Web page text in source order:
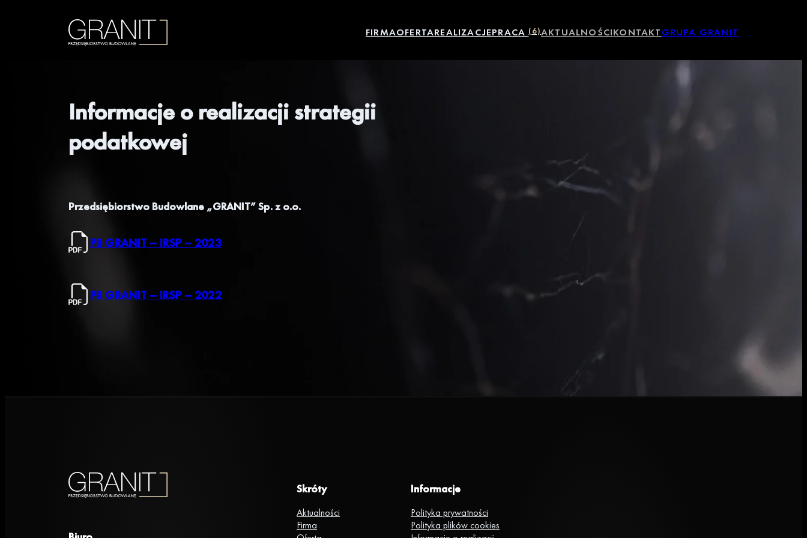
FIRMAOFERTAREALIZACJEPRACA(6)AKTUALNOŚCIKONTAKTGRUPA GRANIT
Informacje o realizacji strategii
podatkowej
Przedsiębiorstwo Budowlane „GRANIT” Sp. z o.o.
PB GRANIT – IRSP – 2023
PB GRANIT – IRSP – 2022
Skróty
Aktualności
Firma
Informacje
Polityka prywatności
Polityka plików cookies